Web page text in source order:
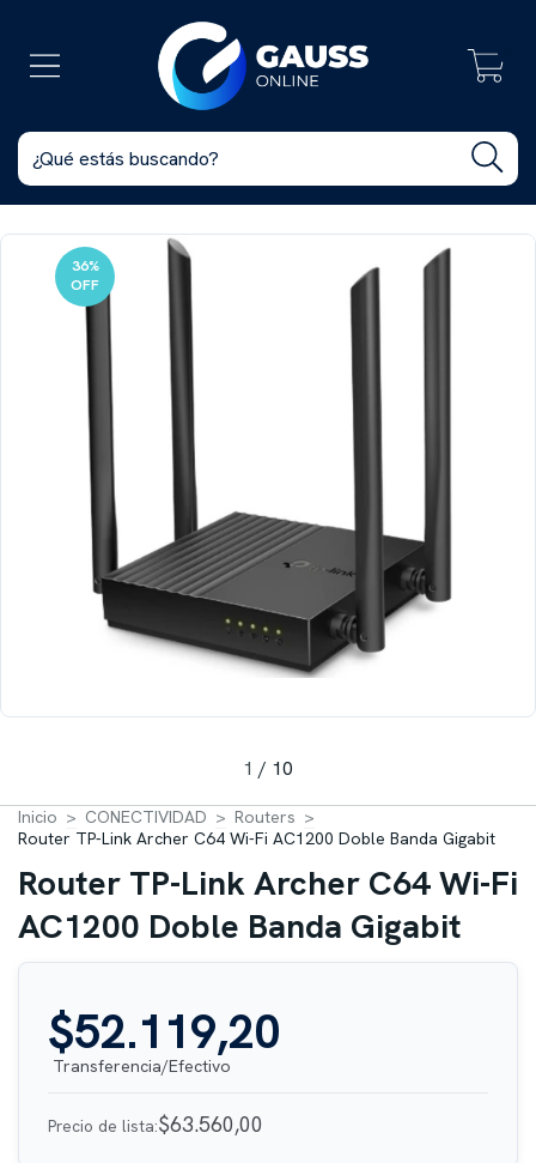
36%
OFF
1 / 10
Inicio > CONECTIVIDAD > Routers >
Router TP-Link Archer C64 Wi-Fi AC1200 Doble Banda Gigabit
Router TP-Link Archer C64 Wi-Fi
AC1200 Doble Banda Gigabit
$52.119,20
Precio de lista:$63.560,00